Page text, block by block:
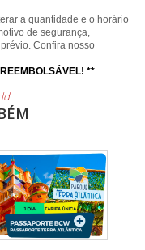
a quantidade e o horário
de segurança,
Confira nosso
**